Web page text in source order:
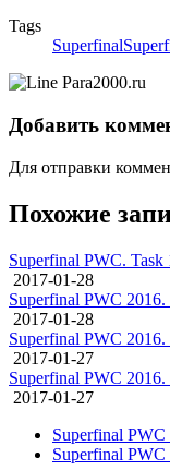
Tags
Superfinal
Добавить
Для отправки
Похожие
Superfinal PWC. Task
2017-01-28
Superfinal PWC
2017-01-28
Superfinal PWC 2016.
2017-01-27
Superfinal PWC
2017-01-27
Superfinal PWC
Superfinal PWC